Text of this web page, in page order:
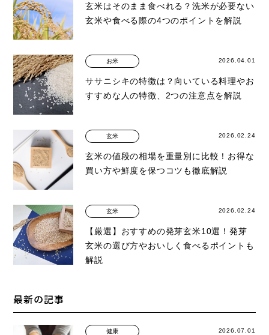
玄米はそのまま食べれる？洗米が必要ない
玄米や食べる際の4つのポイントを解説
お米 2026.04.01
ササニシキの特徴は？向いている料理やお
すすめな人の特徴、2つの注意点を解説
玄米 2026.02.24
玄米の値段の相場を重量別に比較！お得な
買い方や鮮度を保つコツも徹底解説
玄米 2026.02.24
【厳選】おすすめの発芽玄米10選！発芽
玄米の選び方やおいしく食べるポイントも
解説
最新の記事
健康 2026.07.01